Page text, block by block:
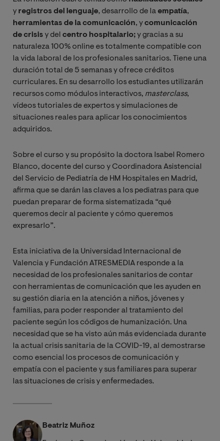
y registros del lenguaje, desarrollo de laempatía,
herramientas de la comunicación, ycomunicación
de crisis y del centro hospitalario;y gracias a su
naturaleza 100% onlinees totalmente compatible con
la vida laboral de los profesionales sanitarios. Tiene una
duración total de 5 semanas y ofrece créditos
curriculares. En su desarrollo los estudiantes utilizarán
recursos como módulos interactivos, masterclass,
vídeos tutoriales de expertos y simulaciones de
situaciones reales para aplicar los conocimientos
adquiridos.
Sobre el curso y su propósito la doctora Isabel Romero
Blanco, docente del curso y Coordinadora Asistencial
del Servicio de Pediatría de HM Hospitales en Madrid,
afirma que se darán las claves a los pediatras para que
puedan preparar de forma sistematizada “qué
queremos decir al paciente y cómo queremos
expresarlo”.
Esta iniciativa de la Universidad Internacional de
Valencia y Fundación ATRESMEDIA responde a la
necesidad de los profesionales sanitarios de contar
con herramientas de comunicación que les ayuden en
su gestión diaria en la atención a niños, jóvenes y
familias, para poder responder al tratamiento del
paciente según los códigos de humanización. Una
necesidad que se ha visto aún más evidenciada durante
la actual crisis sanitaria de la COVID-19, al demostrarse
como esencial los procesos de comunicación y
empatía con el paciente y sus familiares para superar
las situaciones de crisis y enfermedades.
Beatriz Muñoz